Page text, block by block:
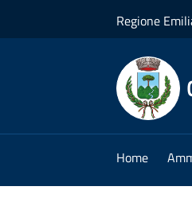
Regione
Home